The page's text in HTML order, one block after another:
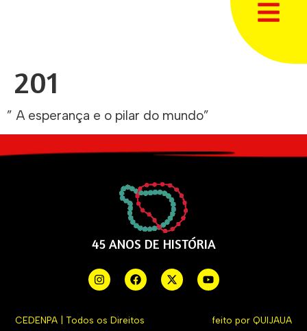
201
” A esperança e o pilar do mundo”
45 ANOS DE HISTÓRIA
CEDENPA | Todos os Direitos
feito por QUIJAUA